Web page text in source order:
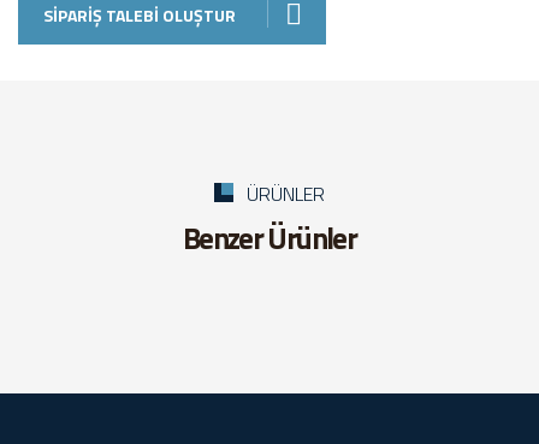
SIPARIŞ TALEBI OLUŞTUR
ÜRÜNLER
Benzer Ürünler